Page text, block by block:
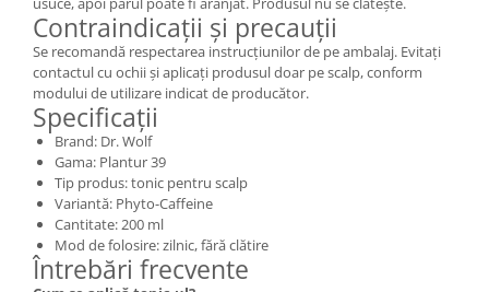
Contraindicații și precauții
Se recomandă respectarea instrucțiunilor de pe ambalaj. Evitați
contactul cu ochii și aplicați produsul doar pe scalp, conform
modului de utilizare indicat de producător.
Specificații
Brand: Dr. Wolf
Gama: Plantur 39
Tip produs: tonic pentru scalp
Variantă: Phyto-Caffeine
Cantitate: 200 ml
Mod de folosire: zilnic, fără clătire
Întrebări frecvente